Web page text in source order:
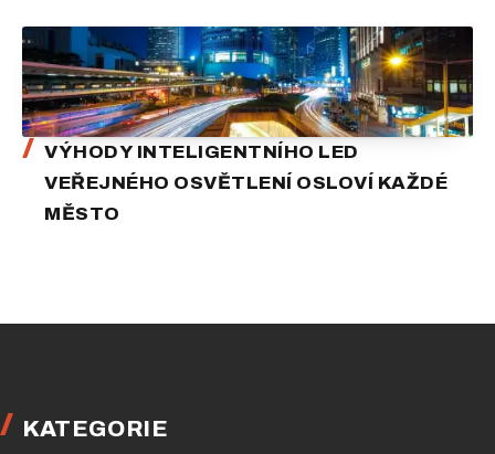
VÝHODY INTELIGENTNÍHO LED
VEŘEJNÉHO OSVĚTLENÍ OSLOVÍ KAŽDÉ
MĚSTO
KATEGORIE